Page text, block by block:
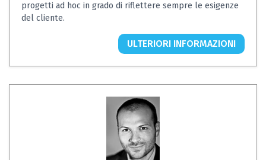
progetti ad hoc in grado di riflettere sempre le esigenze
del cliente.
ULTERIORI INFORMAZIONI